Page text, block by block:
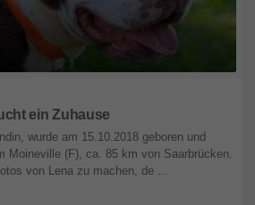
ein Zuhause
wurde am 15.10.2018 geboren und
Moineville (F), ca. 85 km von Saarbrücken.
von Lena zu machen, de ...